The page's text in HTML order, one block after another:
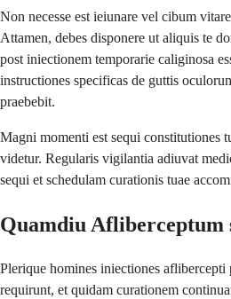
Non necesse est ieiunare vel cibum
Attamen, debes disponere ut aliquis te
post iniectionem temporarie caliginosa
instructiones specificas de guttis
praebebit.
Magni momenti est sequi constitutiones
videtur. Regularis vigilantia adiuvat
sequi et schedulam curationis tuae
Quamdiu Afliberceptum
Plerique homines iniectiones aflibercepti
requirunt, et quidam curationem